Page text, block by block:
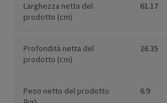
Larghezza netta del
prodotto (cm)
61.17
Profondità netta del
prodotto (cm)
26.35
Peso netto del prodotto
6.9